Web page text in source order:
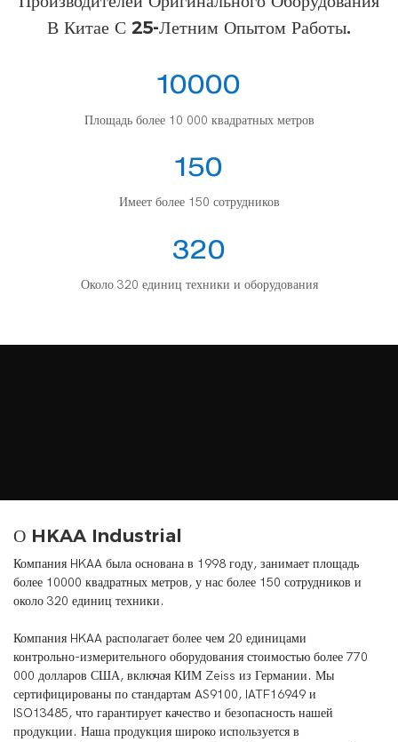
В Китае С 25-Летним Опытом Работы.
10000
Площадь более 10 000 квадратных метров
150
Имеет более 150 сотрудников
320
Около 320 единиц техники и оборудования
О HKAA Industrial
Компания HKAA была основана в 1998 году, занимает площадь
более 10000 квадратных метров, у нас более 150 сотрудников и
около 320 единиц техники.
Компания HKAA располагает более чем 20 единицами
контрольно-измерительного оборудования стоимостью более 770
000 долларов США, включая КИМ Zeiss из Германии. Мы
сертифицированы по стандартам AS9100, IATF16949 и
ISO13485, что гарантирует качество и безопасность нашей
продукции. Наша продукция широко используется в